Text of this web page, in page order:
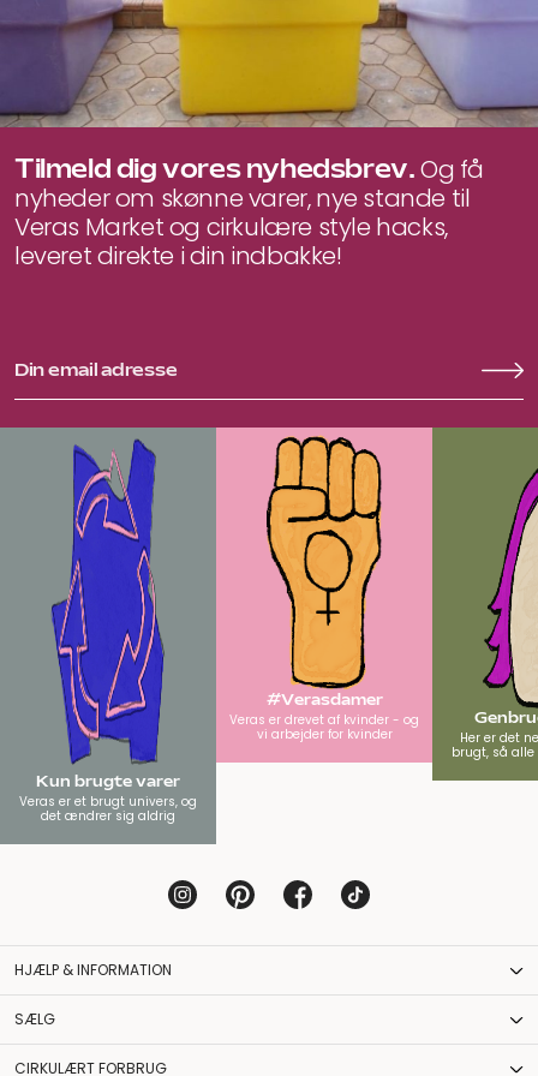
Tilmeld dig vores nyhedsbrev.Og få
nyheder om skønne varer, nye stande til
Veras Market og cirkulære style hacks,
leveret direkte i din indbakke!
Kun brugte varer
Veras er et brugt univers, og
det ændrer sig aldrig
#Verasdamer
Veras er drevet af kvinder - og
vi arbejder for kvinder
Her er det
brugt, så
HJÆLP & INFORMATION
SÆLG
CIRKULÆRT FORBRUG